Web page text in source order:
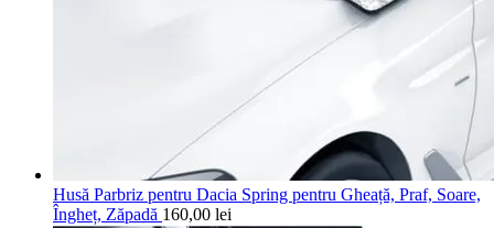
Husă Parbriz pentru Dacia Spring pentru Gheață, Praf, Soare,
Îngheț, Zăpadă 160,00 lei